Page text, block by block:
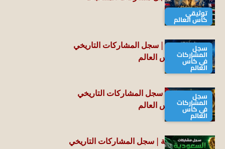
توثيقي
كأس العالم
الآسيوية
سجل
المشاركات
في كأس
العالم
منتخب أستراليا | سجل المشاركات التاريخي
في بطولات كأس العالم
سجل
المشاركات
في كأس
العالم
منتخب العراق | سجل المشاركات التاريخي
في بطولات كأس العالم
منتخب السعودية | سجل المشاركات التاريخي